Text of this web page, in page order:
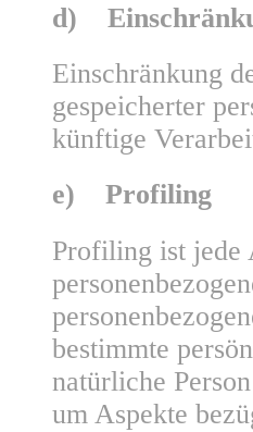
d)
Einschränkung
gespeicherter
künftige
e) Profiling
Profiling ist jede
bestimmte
natürliche
um Aspekte